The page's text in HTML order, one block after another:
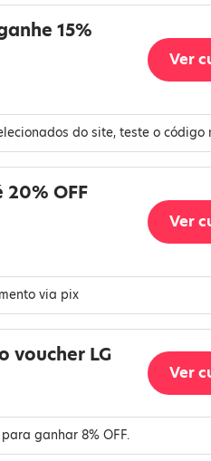
15%
Ver
do site, teste o código
OFF
Ver
via pix
voucher LG
Ver
ganhar 8% OFF.